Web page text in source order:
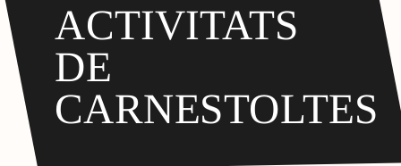
ACTIVITATS
DE
CARNESTOLTES